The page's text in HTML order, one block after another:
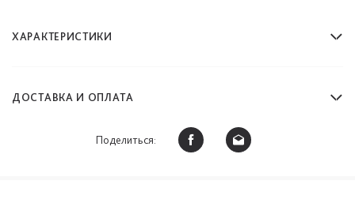
ХАРАКТЕРИСТИКИ
ДОСТАВКА И ОПЛАТА
Поделиться: